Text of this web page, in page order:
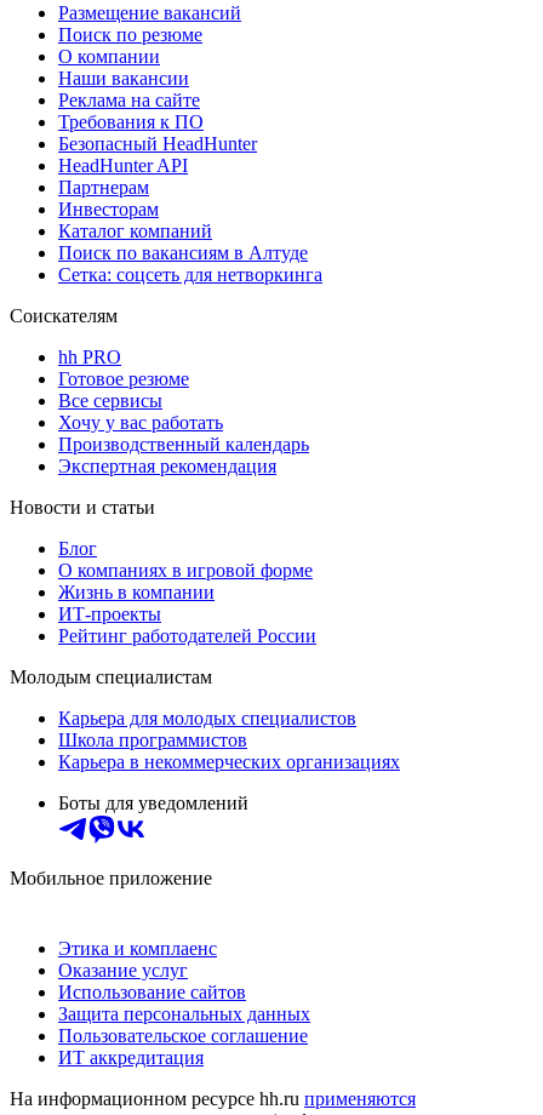
Размещение вакансий
Поиск по резюме
О компании
Наши вакансии
Реклама на сайте
Требования к ПО
Безопасный HeadHunter
HeadHunter API
Партнерам
Инвесторам
Каталог компаний
Поиск по вакансиям в Алтуде
Сетка: соцсеть для нетворкинга
Соискателям
hh PRO
Готовое резюме
Все сервисы
Хочу у вас работать
Производственный календарь
Экспертная рекомендация
Новости и статьи
Блог
О компаниях в игровой форме
Жизнь в компании
ИТ-проекты
Рейтинг работодателей России
Молодым специалистам
Карьера для молодых специалистов
Школа программистов
Карьера в некоммерческих организациях
Боты для уведомлений
Мобильное приложение
Этика и комплаенс
Оказание услуг
Использование сайтов
Защита персональных данных
Пользовательское соглашение
ИТ аккредитация
На информационном ресурсе hh.ru применяются